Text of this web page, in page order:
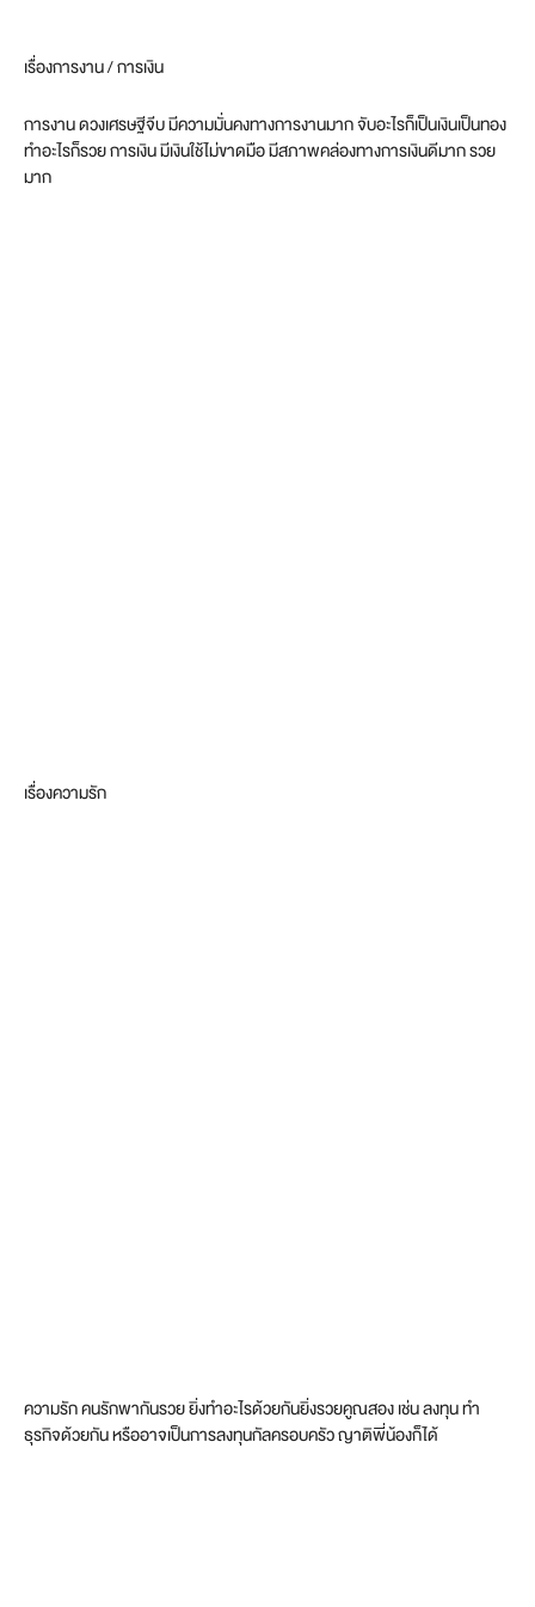
เรื่องการงาน / การเงิน
การงาน ดวงเศรษฐีจีบ มีความมั่นคงทางการงานมาก จับอะไรก็เป็นเงินเป็นทอง
ทำอะไรก็รวย การเงิน มีเงินใช้ไม่ขาดมือ มีสภาพคล่องทางการเงินดีมาก รวย
มาก
เรื่องความรัก
ความรัก คนรักพากันรวย ยิ่งทำอะไรด้วยกันยิ่งรวยคูณสอง เช่น ลงทุน ทำ
ธุรกิจด้วยกัน หรืออาจเป็นการลงทุนกัลครอบครัว ญาติพี่น้องก็ได้